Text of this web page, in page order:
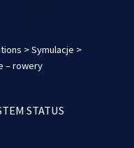
>Symulacje >
– rowery
STATUS